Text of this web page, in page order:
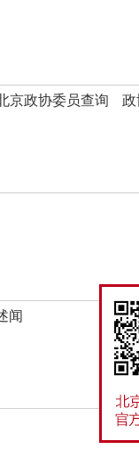
京政协委员查询 政
闻